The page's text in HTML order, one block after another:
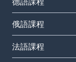
俄語課程
法語課程